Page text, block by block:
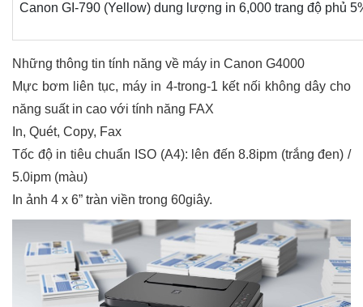
Canon GI-790 (Yellow) dung lượng in 6,000 trang độ phủ
Những thông tin tính năng về máy in Canon G4000
Mực bơm liên tục, máy in 4-trong-1 kết nối không dây cho
năng suất in cao với tính năng FAX
In, Quét, Copy, Fax
Tốc độ in tiêu chuẩn ISO (A4): lên đến 8.8ipm (trắng đen) /
5.0ipm (màu)
In ảnh 4 x 6” tràn viền trong 60giây.